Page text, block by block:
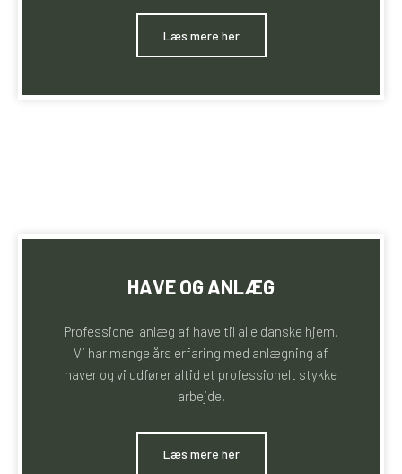
​Læs mere her
HAVE OG ANLÆG
Professionel anlæg af have til alle danske hjem.
Vi har mange års erfaring med anlægning af
haver og vi udfører altid et professionelt stykke
arbejde.
​Læs mere her